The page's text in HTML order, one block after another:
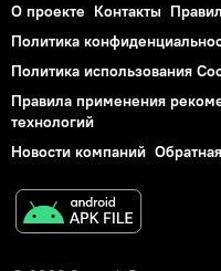
О проекте Контакты
Политика
Политика использования
Правила применения
технологий
Новости компаний